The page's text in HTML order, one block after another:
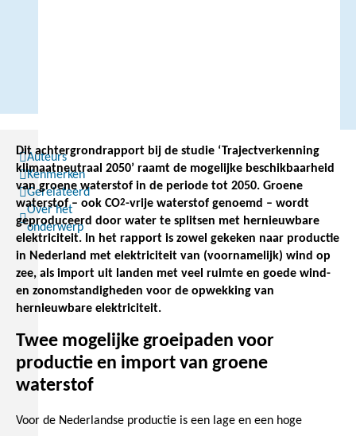
Auteurs
Kenmerken
Gerelateerd
Over het
onderwerp
Dit achtergrondrapport bij de studie ‘Trajectverkenning
klimaatneutraal 2050’ raamt de mogelijke beschikbaarheid
van groene waterstof in de periode tot 2050. Groene
waterstof – ook CO2-vrije waterstof genoemd – wordt
geproduceerd door water te splitsen met hernieuwbare
elektriciteit. In het rapport is zowel gekeken naar productie
in Nederland met elektriciteit van (voornamelijk) wind op
zee, als import uit landen met veel ruimte en goede wind-
en zonomstandigheden voor de opwekking van
hernieuwbare elektriciteit.
Twee mogelijke groeipaden voor
productie en import van groene
waterstof
Voor de Nederlandse productie is een lage en een hoge